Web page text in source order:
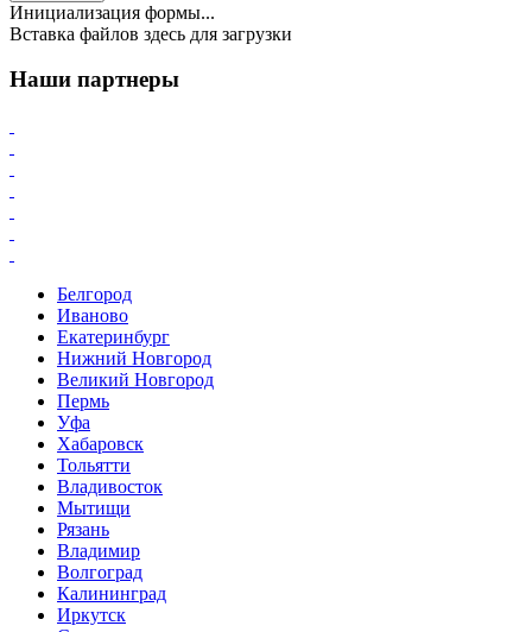
Инициализация формы...
Вставка файлов здесь для загрузки
Наши партнеры
Белгород
Иваново
Екатеринбург
Нижний Новгород
Великий Новгород
Пермь
Уфа
Хабаровск
Тольятти
Владивосток
Мытищи
Рязань
Владимир
Волгоград
Калининград
Иркутск